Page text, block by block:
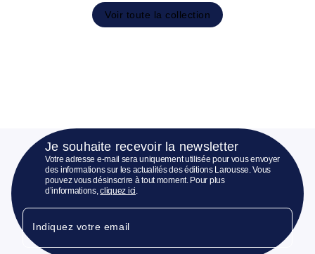
Voir toute la collection
Je souhaite recevoir la newsletter
Votre adresse e-mail sera uniquement utilisée pour vous envoyer
des informations sur les actualités des éditions Larousse. Vous
pouvez vous désinscrire à tout moment. Pour plus
d’informations,cliquez ici.
Indiquez votre email